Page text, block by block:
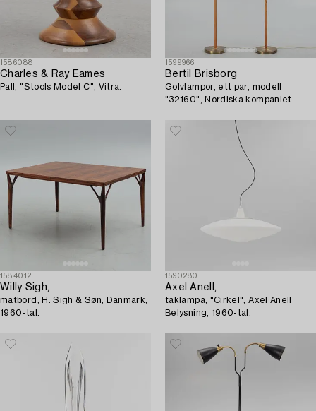
1586088
Charles & Ray Eames
Pall, "Stools Model C", Vitra.
1599966
Bertil Brisborg
Golvlampor, ett par, modell
"32160", Nordiska kompaniet
1584012
Willy Sigh,
matbord, H. Sigh & Søn, Danmark,
1960-tal.
1590280
Axel Anell,
taklampa, "Cirkel", Axel Anell
Belysning, 1960-tal.